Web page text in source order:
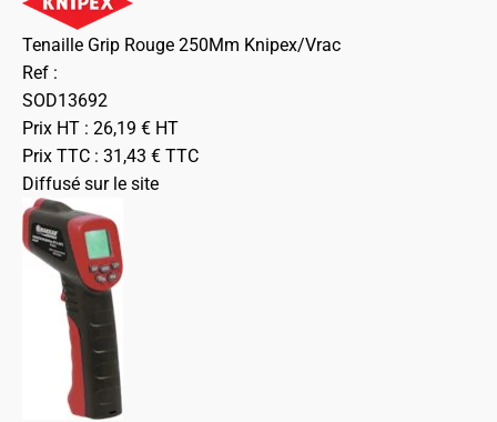
Tenaille Grip Rouge 250Mm Knipex/Vrac
Ref :
SOD13692
Prix HT : 26,19 € HT
Prix TTC : 31,43 € TTC
Diffusé sur le site